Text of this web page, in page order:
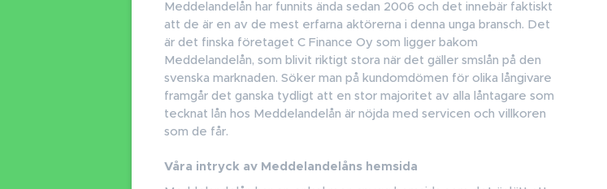
Meddelandelån har funnits ända sedan 2006 och det innebär faktiskt
att de är en av de mest erfarna aktörerna i denna unga bransch. Det
är det finska företaget C Finance Oy som ligger bakom
Meddelandelån, som blivit riktigt stora när det gäller smslån på den
svenska marknaden. Söker man på kundomdömen för olika långivare
framgår det ganska tydligt att en stor majoritet av alla låntagare som
tecknat lån hos Meddelandelån är nöjda med servicen och villkoren
som de får.
Våra intryck av Meddelandelåns hemsida